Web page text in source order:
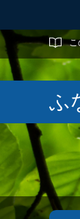
こ
サイト内検索
ふ